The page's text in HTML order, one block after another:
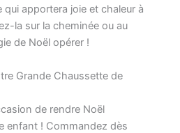
apportera joie et chaleur à
la sur la cheminée ou au
de Noël opérer !
Grande Chaussette de
de rendre Noël
enfant ! Commandez dès